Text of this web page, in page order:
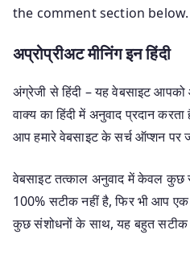
the comment section below.
अप्रोप्रीअट मीनिंग इन हिंदी
अंग्रेजी से हिंदी – यह वेबसाइट
वाक्य का हिंदी में अनुवाद प्रदान
आप हमारे वेबसाइट के सर्च ऑप्शन पर
वेबसाइट तत्काल अनुवाद में केवल कुछ
100% सटीक नहीं है, फिर भी आप
कुछ संशोधनों के साथ, यह बहुत सटीक